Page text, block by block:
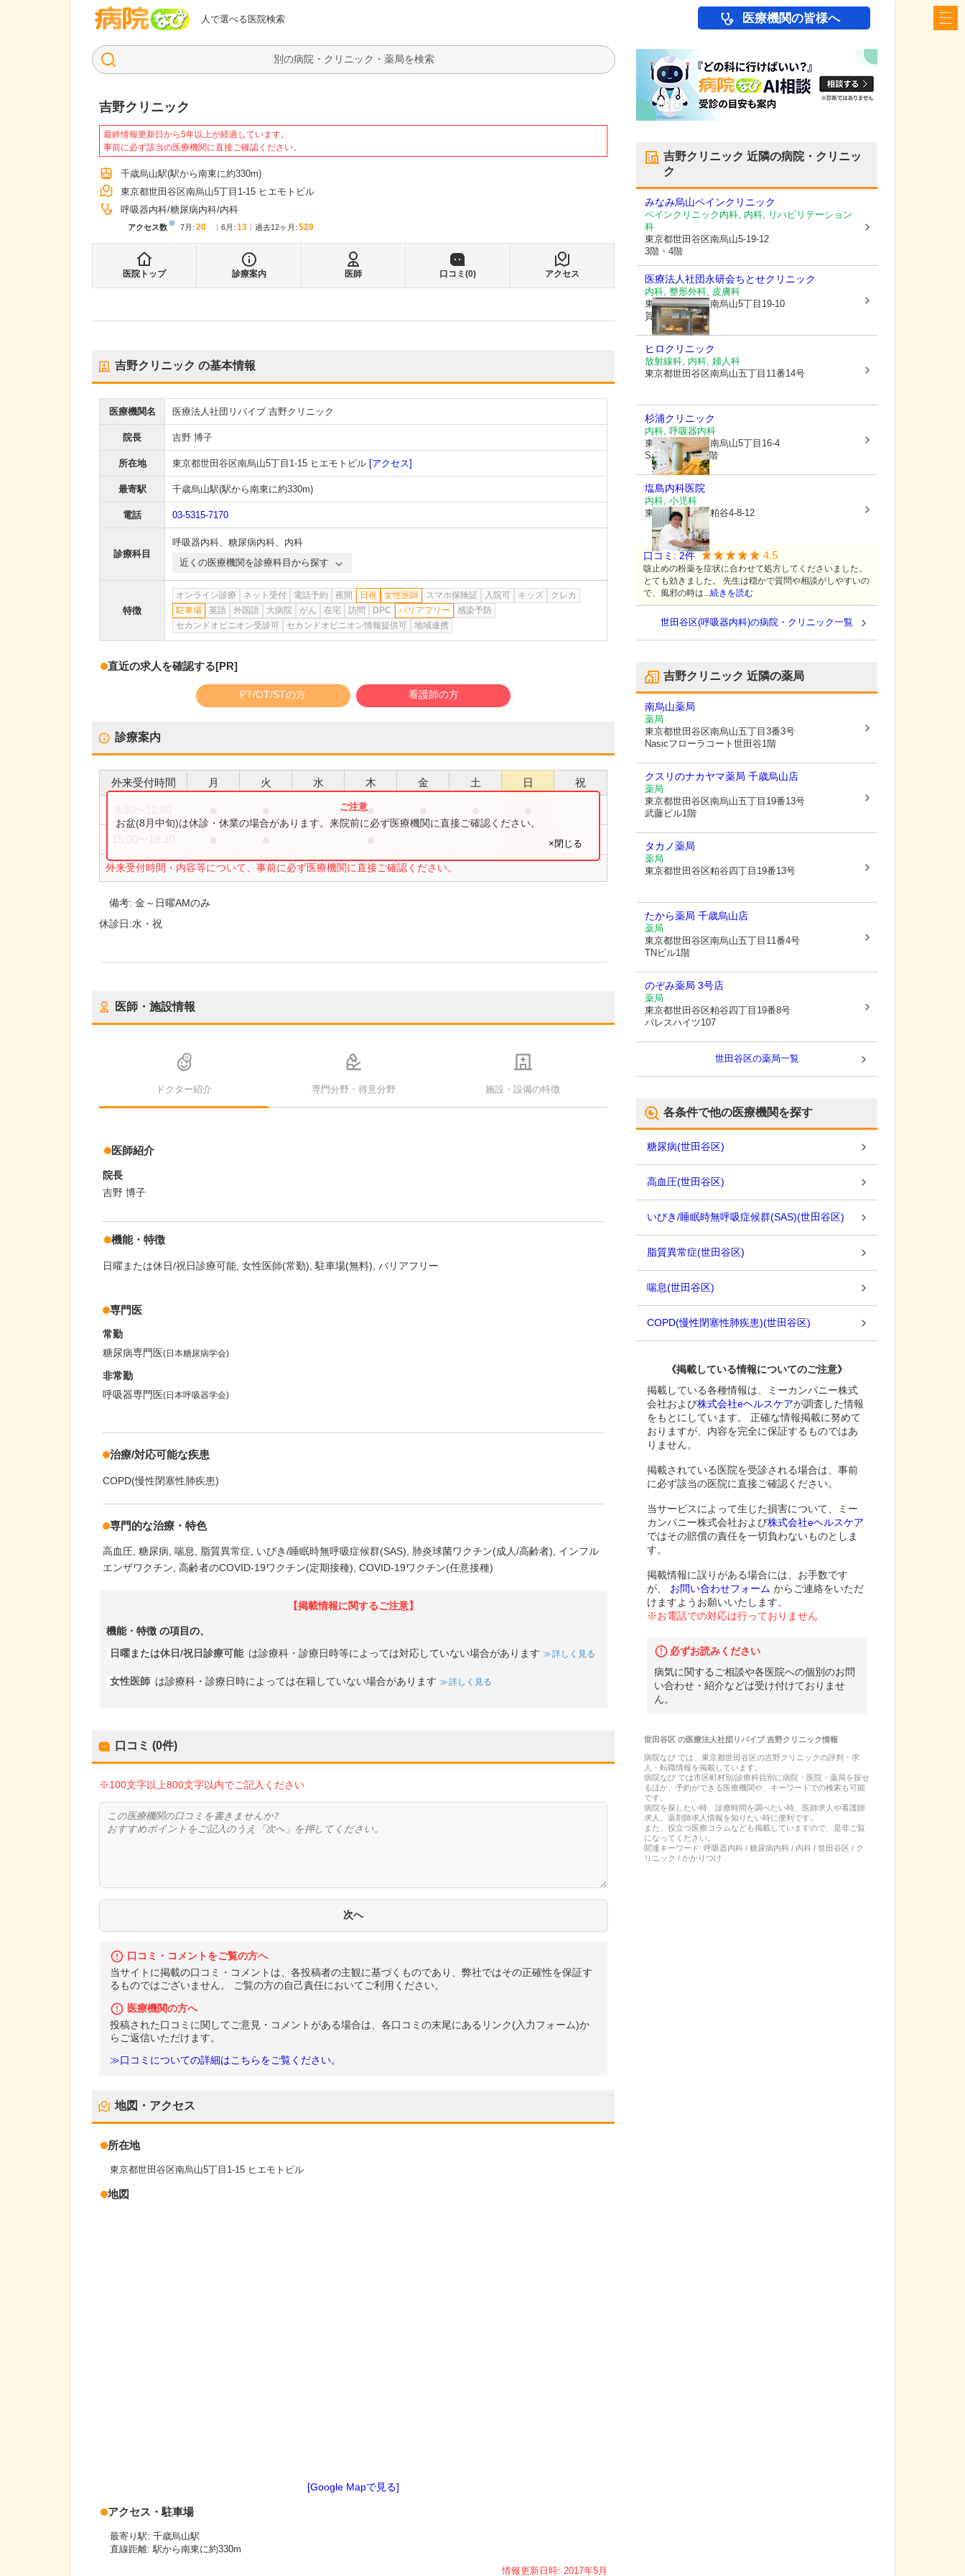
人で選べる医院検索
病院なび 医療機関の皆様へ
検索
吉野クリニック
最終情報更新日から5年以上が経過しています。
事前に必ず該当の医療機関に直接ご確認ください。
千歳烏山駅(駅から南東に約330m)
東京都世田谷区南烏山5丁目1-15 ヒエモトビル
呼吸器内科 糖尿病内科 内科
アクセス数※ 7月 : 20 6月 : 13 過去12ヶ月: 529
医院トップ 診療案内 医師 口コミ(0) アクセス
吉野クリニック の基本情報
医療機関名 医療法人社団リバイブ 吉野クリニック
院長 吉野 博子
所在地 東京都世田谷区南烏山5丁目1-15 ヒエモトビル [アクセス]
最寄駅 千歳烏山駅(駅から南東に約330m)
電話 03-5315-7170
診療科目
呼吸器内科、 糖尿病内科、 内科
近くの医療機関を診療科目から探す
特徴
オンライン診療 ネット受付 電話予約 夜間 日祝 女性医師 スマホ保険証 入院可 キッズ
クレカ
駐車場
英語 外国語 大病院 がん 在宅 訪問 DPC バリアフリー
感染予防
セカンドオピニオン受診可
セカンドオピニオン情報提供可 地域連携
直近の求人を確認する[PR]
PT/OT/STの方 看護師の方
診療案内
外来受付時間 月 火 水 木 金 土 日 祝
●
外来受付時間・内容等について、事前に必ず医療機関に直接ご確認ください。
お盆(8月中旬)は休診・休業の場合があります。来院前に必ず医療機関に直接ご確認ください。
×閉じる
備考:金～日曜AMのみ
休診日:水・祝
医師・施設情報
ドクター紹介 専門分野・得意分野 施設・設備の特徴
医師紹介
院長
吉野 博子
機能・特徴
日曜または休日/祝日診療可能 女性医師(常勤) 駐車場(無料) バリアフリー
専門医
常勤
糖尿病専門医(日本糖尿病学会)
非常勤
呼吸器専門医(日本呼吸器学会)
治療/対応可能な疾患
COPD(慢性閉塞性肺疾患)
専門的な治療・特色
高血圧 糖尿病 喘息 脂質異常症 いびき/睡眠時無呼吸症候群(SAS) 肺炎球菌ワクチン(成人/高齢者)
インフル
エンザワクチン 高齢者のCOVID-19ワクチン(定期接種) COVID-19ワクチン(任意接種)
【掲載情報に関するご注意】
機能・特徴 の項目の、
日曜または休日/祝日診療可能 は診療科・診療日時等によっては対応していない場合があります 詳しく見る
女性医師 は診療科・診療日時によっては在籍していない場合があります 詳しく見る
口コミ (0件)
※100文字以上800文字以内でご記入ください
口コミ・コメントをご覧の方へ
当サイトに掲載の口コミ・コメントは、各投稿者の主観に基づくものであり、弊社ではその正確性を保証す
るものではございません。 ご覧の方の自己責任においてご利用ください。
医療機関の方へ
投稿された口コミに関してご意見・コメントがある場合は、各口コミの末尾にあるリンク(入力フォーム)か
らご返信いただけます。
≫口コミについての詳細はこちらをご覧ください。
地図・アクセス
所在地
東京都世田谷区南烏山5丁目1-15 ヒエモトビル
地図
[Google Mapで見る]
アクセス・駐車場
最寄り駅: 千歳烏山駅
直線距離: 駅から南東に約330m
情報更新日時: 2017年5月
吉野クリニック 近隣の病院・クリニッ
ク
みなみ烏山ペインクリニック
ペインクリニック内科, 内科, リハビリテーション
科
東京都世田谷区南烏山5-19-12
3階・4階
医療法人社団永研会ちとせクリニック
内科, 整形外科, 皮膚科
東京都世田谷区南烏山5丁目19-10
賀茂ビル1階
ヒロクリニック
放射線科, 内科, 婦人科
東京都世田谷区南烏山五丁目11番14号
杉浦クリニック
内科, 呼吸器内科
東京都世田谷区南烏山5丁目16-4
SALUD南烏山3階
塩島内科医院
内科, 小児科
東京都世田谷区粕谷4-8-12
口コミ: 2件 4.5
咳止めの粉薬を症状に合わせて処方してくださいました。
とても効きました。 先生は穏かで質問や相談がしやすいの
で、風邪の時は...続きを読む
世田谷区(呼吸器内科)の病院・クリニック一覧
吉野クリニック 近隣の薬局
南烏山薬局
薬局
東京都世田谷区南烏山五丁目3番3号
Nasicフローラコート世田谷1階
クスリのナカヤマ薬局 千歳烏山店
薬局
東京都世田谷区南烏山五丁目19番13号
武藤ビル1階
タカノ薬局
薬局
東京都世田谷区粕谷四丁目19番13号
たから薬局 千歳烏山店
薬局
東京都世田谷区南烏山五丁目11番4号
TNビル1階
のぞみ薬局 3号店
薬局
東京都世田谷区粕谷四丁目19番8号
パレスハイツ107
世田谷区の薬局一覧
各条件で他の医療機関を探す
糖尿病(世田谷区)
高血圧(世田谷区)
いびき/睡眠時無呼吸症候群(SAS)(世田谷区)
脂質異常症(世田谷区)
喘息(世田谷区)
COPD(慢性閉塞性肺疾患)(世田谷区)
《掲載している情報についてのご注意》
掲載している各種情報は、ミーカンパニー株式
会社および株式会社eヘルスケアが調査した情報
をもとにしています。 正確な情報掲載に努めて
おりますが、内容を完全に保証するものではあ
りません。
掲載されている医院を受診される場合は、事前
に必ず該当の医院に直接ご確認ください。
当サービスによって生じた損害について、ミー
カンパニー株式会社および株式会社eヘルスケア
ではその賠償の責任を一切負わないものとしま
す。
掲載情報に誤りがある場合には、お手数です
が、
お問い合わせフォーム からご連絡をいただ
けますようお願いいたします。
※お電話での対応は行っておりません
必ずお読みください
病気に関するご相談や各医院への個別のお問
い合わせ・紹介などは受け付けておりませ
ん。
世田谷区の医療法人社団リバイブ 吉野クリニック情報
病院なび では、 東京都世田谷区の吉野クリニックの評判・求
人・転職情報を掲載しています。
病院なび では市区町村別/診療科目別に病院・医院・薬局を探せ
るほか、予約ができる医療機関や、キーワードでの検索も可能
です。
病院を探したい時、診療時間を調べたい時、医師求人や看護師
求人、薬剤師求人情報を知りたい時に便利です。
また、役立つ医療コラムなども掲載していますので、是非ご覧
になってください。
関連キーワード: 呼吸器内科 / 糖尿病内科 / 内科 / 世田谷区 / ク
リニック / かかりつけ